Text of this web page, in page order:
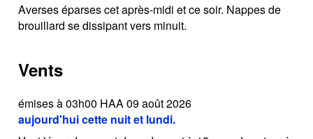
Averses éparses cet après-midi et ce soir. Nappes de
brouillard se dissipant vers minuit.
Vents
émises à 03h00 HAA 09 août 2026
aujourd'hui cette nuit et lundi.